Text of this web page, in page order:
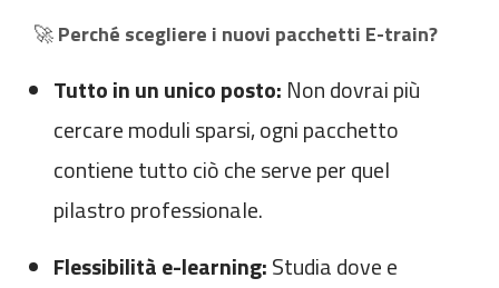
🚀Perché scegliere i nuovi pacchetti E-train?
Tutto in un unico posto: Non dovrai più
cercare moduli sparsi, ogni pacchetto
contiene tutto ciò che serve per quel
pilastro professionale.
Flessibilità e-learning:Studia dove e